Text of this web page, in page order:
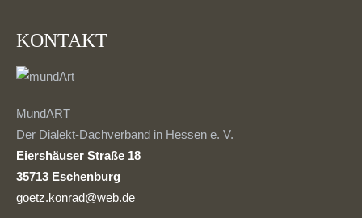
KONTAKT
MundART
Der Dialekt-Dachverband in Hessen e. V.
Eiershäuser Straße 18
35713 Eschenburg
goetz.konrad@web.de